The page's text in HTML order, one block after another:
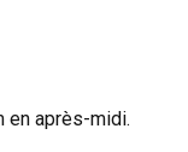
en après-midi.